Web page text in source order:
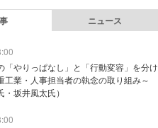
ニュース
「やりっぱなし」と「行動変容」を分け
工業・人事担当者の執念の取り組み～
・坂井風太氏）